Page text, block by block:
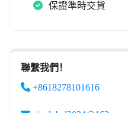
保證準時交貨
聯繫我們！
+8618278101616